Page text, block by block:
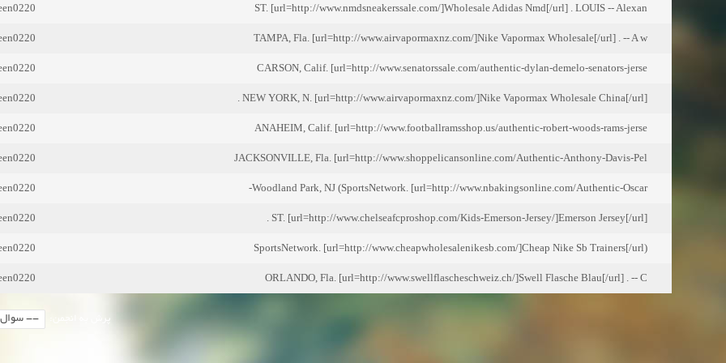
ST. [url=http://www.nmdsneakerssale.com/]Wholesale Adidas Nmd[/url] . LOUIS -- Alexan
TAMPA, Fla. [url=http://www.airvapormaxnz.com/]Nike Vapormax Wholesale[/url] . -- A w
CARSON, Calif. [url=http://www.senatorssale.com/authentic-dylan-demelo-senators-jerse
NEW YORK, N. [url=http://www.airvapormaxnz.com/]Nike Vapormax Wholesale China[/url] .
ANAHEIM, Calif. [url=http://www.footballramsshop.us/authentic-robert-woods-rams-jerse
JACKSONVILLE, Fla. [url=http://www.shoppelicansonline.com/Authentic-Anthony-Davis-Pel
Woodland Park, NJ (SportsNetwork. [url=http://www.nbakingsonline.com/Authentic-Oscar-
ST. [url=http://www.chelseafcproshop.com/Kids-Emerson-Jersey/]Emerson Jersey[/url] .
(SportsNetwork. [url=http://www.cheapwholesalenikesb.com/]Cheap Nike Sb Trainers[/url
ORLANDO, Fla. [url=http://www.swellflascheschweiz.ch/]Swell Flasche Blau[/url] . -- C
پرش به انجمن: